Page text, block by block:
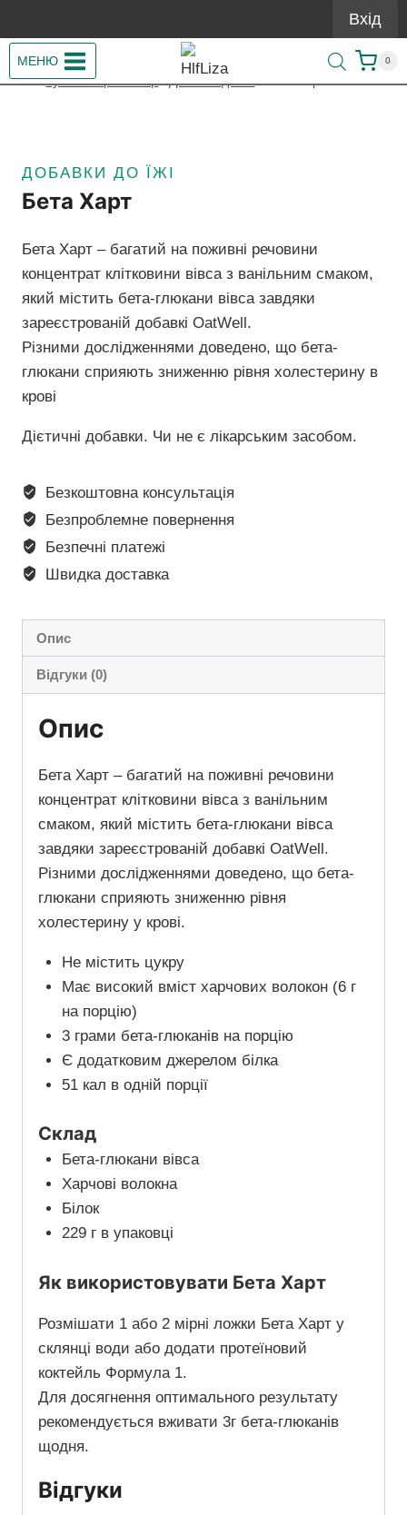
до
вмісту
Вхід
МЕНЮ 0
/ Купити Гербалайф / Добавки до їжі / Бета Харт
ДОБАВКИ ДО ЇЖІ
Бета Харт
Бета Харт – багатий на поживні речовини
концентрат клітковини вівса з ванільним смаком,
який містить бета-глюкани вівса завдяки
зареєстрованій добавкі OatWell.
Різними дослідженнями доведено, що бета-
глюкани сприяють зниженню рівня холестерину в
крові
Дієтичні добавки. Чи не є лікарським засобом.
Безкоштовна консультація
Безпроблемне повернення
Безпечні платежі
Швидка доставка
Опис
Відгуки (0)
Опис
Бета Харт – багатий на поживні речовини
концентрат клітковини вівса з ванільним
смаком, який містить бета-глюкани вівса
завдяки зареєстрованій добавкі OatWell.
Різними дослідженнями доведено, що бета-
глюкани сприяють зниженню рівня
холестерину у крові.
Не містить цукру
Має високий вміст харчових волокон (6 г
на порцію)
3 грами бета-глюканів на порцію
Є додатковим джерелом білка
51 кал в одній порції
Склад
Бета-глюкани вівса
Харчові волокна
Білок
229 г в упаковці
Як використовувати Бета Харт
Розмішати 1 або 2 мірні ложки Бета Харт у
склянці води або додати протеїновий
коктейль Формула 1.
Для досягнення оптимального результату
рекомендується вживати 3г бета-глюканів
щодня.
Відгуки